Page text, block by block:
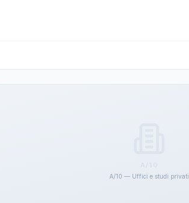
A/10 — Uffici e studi privati